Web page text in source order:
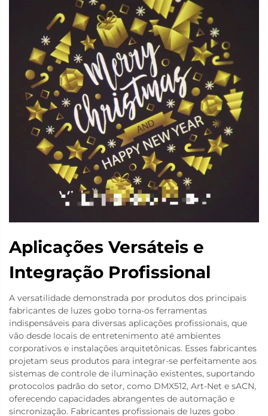
Aplicações Versáteis e
Integração Profissional
A versatilidade demonstrada por produtos dos principais
fabricantes de luzes gobo torna-os ferramentas
indispensáveis para diversas aplicações profissionais, que
vão desde locais de entretenimento até ambientes
corporativos e instalações arquitetônicas. Esses fabricantes
projetam seus produtos para integrar-se perfeitamente aos
sistemas de controle de iluminação existentes, suportando
protocolos padrão do setor, como DMX512, Art-Net e sACN,
oferecendo capacidades abrangentes de automação e
sincronização. Fabricantes profissionais de luzes gobo